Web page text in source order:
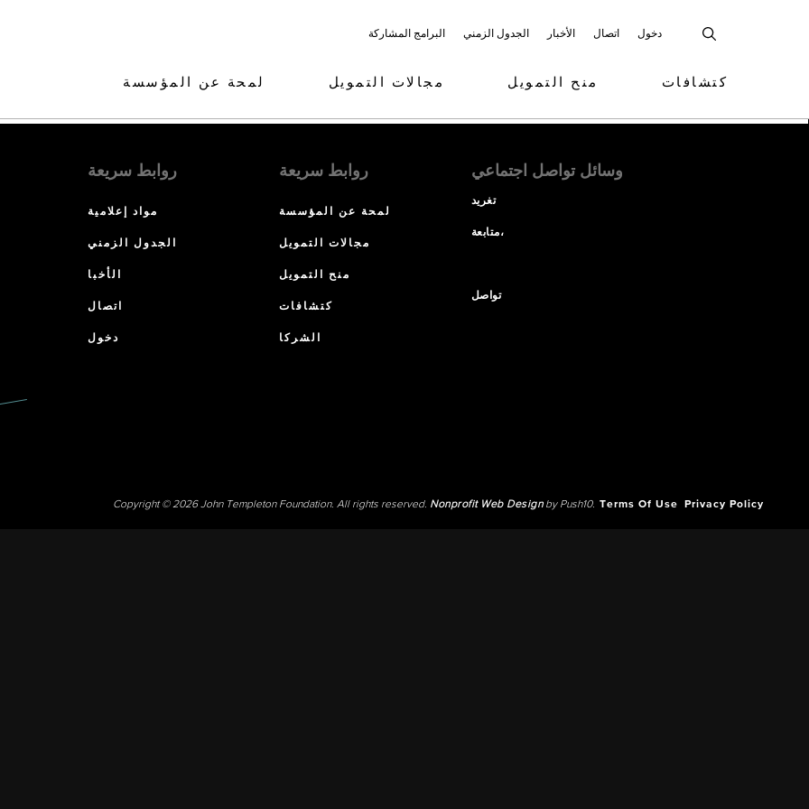
البرامج المشاركة الجدول الزمني الأخبار اتصال دخول
لمحة عن المؤسسة مجالات التمويل منح التمويل كتشافات
روابط سريعة
مواد إعلامية
الجدول الزمني
الأخبا
اتصال
دخول
روابط سريعة
لمحة عن المؤسسة
مجالات التمويل
منح التمويل
كتشافات
الشركا
وسائل تواصل اجتماعي
تغريد
متابعة،
تواصل
Copyright © 2026 John Templeton Foundation. All rights reserved. Nonprofit Web Designby Push10. Terms Of Use Privacy Policy